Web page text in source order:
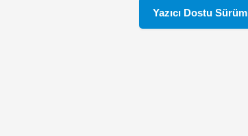
Yazıcı Dostu Sürüm